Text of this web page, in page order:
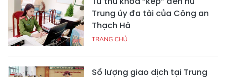
Trung úy đa tài của Công an
Thạch Hà
TRANG CHỦ
Số lượng giao dịch tại Trung